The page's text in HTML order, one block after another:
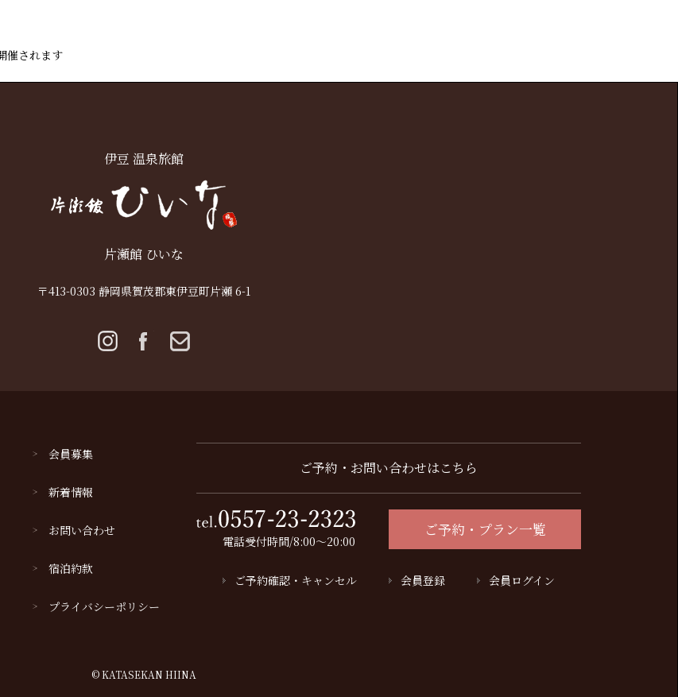
催されます
伊豆 温泉旅館
片瀬館 ひいな
〒413-0303 静岡県賀茂郡東伊豆町片瀬 6-1
ご予約・お問い合わせはこちら
電話受付時間/8:00～20:00
ご予約・プラン一覧
ご予約確認・キャンセル 会員登録 会員ログイン
会員募集
新着情報
お問い合わせ
宿泊約款
プライバシーポリシー
© KATASEKAN HIINA